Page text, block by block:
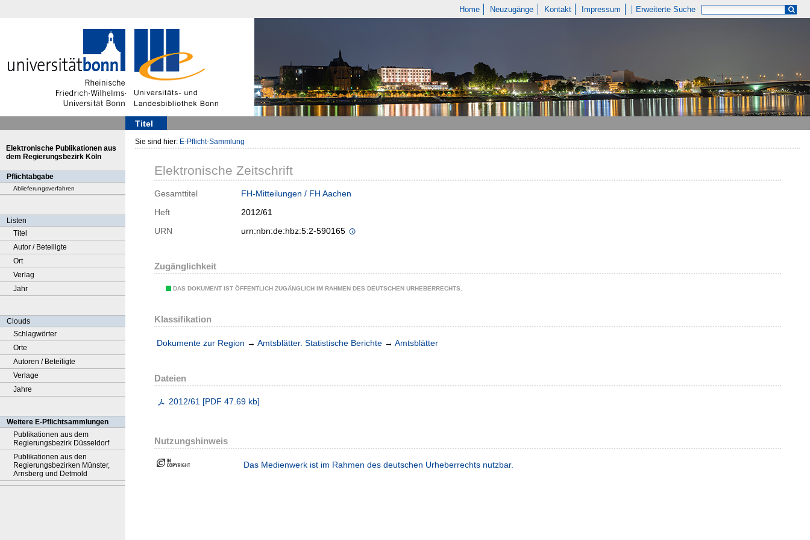
Home Neuzugänge Kontakt Impressum Erweiterte Suche
Titel
Elektronische Publikationen aus
dem Regierungsbezirk Köln
Pflichtabgabe
Ablieferungsverfahren
Listen
Titel
Autor / Beteiligte
Ort
Verlag
Jahr
Clouds
Schlagwörter
Orte
Autoren / Beteiligte
Verlage
Jahre
Weitere E-Pflichtsammlungen
Publikationen aus dem
Regierungsbezirk Düsseldorf
Publikationen aus den
Regierungsbezirken Münster,
Arnsberg und Detmold
Sie sind hier: E-Pflicht-Sammlung
Elektronische Zeitschrift
Gesamttitel
FH-Mitteilungen / FH Aachen
Heft
2012/61
URN
urn:nbn:de:hbz:5:2-590165
Zugänglichkeit
DAS DOKUMENT IST ÖFFENTLICH ZUGÄNGLICH IM RAHMEN DES DEUTSCHEN URHEBERRECHTS.
Klassifikation
Dokumente zur Region → Amtsblätter. Statistische Berichte → Amtsblätter
Dateien
2012/61 [PDF 47.69 kb]
Nutzungshinweis
Das Medienwerk ist im Rahmen des deutschen Urheberrechts nutzbar.